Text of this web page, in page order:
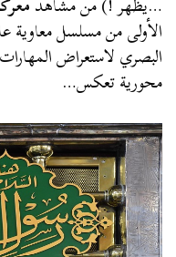
الأولى من مسلسل معاوية
البصري لاستعراض
محورية تعكس…